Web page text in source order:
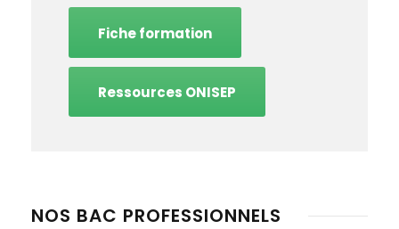
Fiche formation
Ressources ONISEP
NOS BAC PROFESSIONNELS